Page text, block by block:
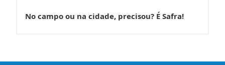
No campo ou na cidade, precisou? É Safra!